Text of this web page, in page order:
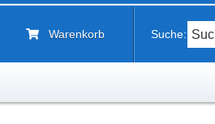
Warenkorb Suche: